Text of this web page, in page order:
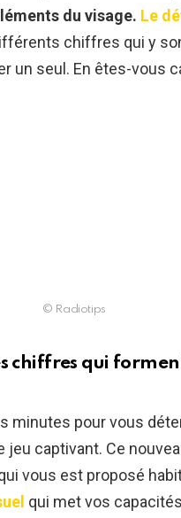
du visage. Le
chiffres qui y
un seul. En êtes-vous
© Radiotips
chiffres qui
minutes pour vous
jeu captivant. Ce
vous est proposé
qui met vos capacités